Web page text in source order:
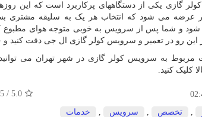
کولر گازی یکی از دستگاههای پرکاربرد است که این
عرضه می شود که انتخاب هر یک به سلیقه
شود و شما پس از سرویس به خوبی متوجه هوای
این رو در تعمیر و سرویس کولر گازی ال جی دقت کنید و
مربوط به سرویس کولر گازی در شهر تهران می
کلیک کنید.
5.0
/
5
تخصص سرویس خدمات